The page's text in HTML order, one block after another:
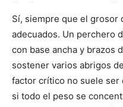
Sí, siempre que el grosor
adecuados. Un perchero
con base ancha y brazos
sostener varios abrigos
factor crítico no suele ser
si todo el peso se